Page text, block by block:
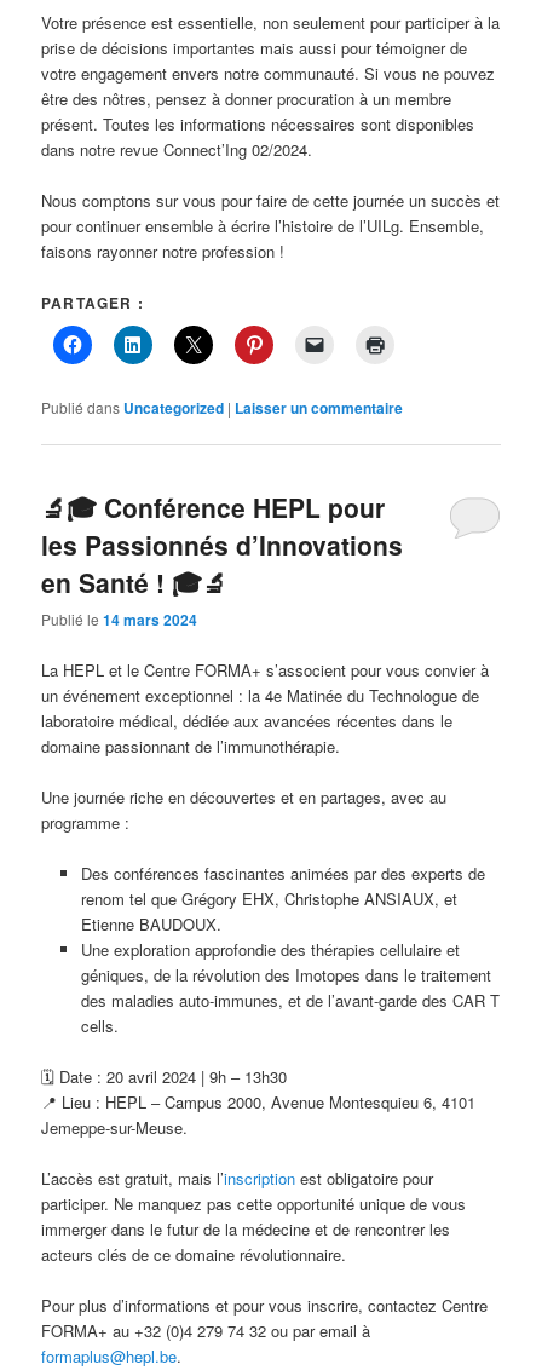
Votre présence est essentielle, non seulement pour participer à la
prise de décisions importantes mais aussi pour témoigner de
votre engagement envers notre communauté. Si vous ne pouvez
être des nôtres, pensez à donner procuration à un membre
présent. Toutes les informations nécessaires sont disponibles
dans notre revue Connect’Ing 02/2024.
Nous comptons sur vous pour faire de cette journée un succès et
pour continuer ensemble à écrire l’histoire de l’UILg. Ensemble,
faisons rayonner notre profession !
PARTAGER :
Publié dans Uncategorized | Laisser un commentaire
🔬🎓 Conférence HEPL pour
les Passionnés d’Innovations
en Santé ! 🎓🔬
Publié le14 mars 2024
La HEPL et le Centre FORMA+ s’associent pour vous convier à
un événement exceptionnel : la 4e Matinée du Technologue de
laboratoire médical, dédiée aux avancées récentes dans le
domaine passionnant de l’immunothérapie.
Une journée riche en découvertes et en partages, avec au
programme :
Des conférences fascinantes animées par des experts de
renom tel que Grégory EHX, Christophe ANSIAUX, et
Etienne BAUDOUX.
Une exploration approfondie des thérapies cellulaire et
géniques, de la révolution des Imotopes dans le traitement
des maladies auto-immunes, et de l’avant-garde des CAR T
cells.
🗓 Date : 20 avril 2024 | 9h – 13h30
📍 Lieu : HEPL – Campus 2000, Avenue Montesquieu 6, 4101
Jemeppe-sur-Meuse.
L’accès est gratuit, mais l’inscription est obligatoire pour
participer. Ne manquez pas cette opportunité unique de vous
immerger dans le futur de la médecine et de rencontrer les
acteurs clés de ce domaine révolutionnaire.
Pour plus d’informations et pour vous inscrire, contactez Centre
FORMA+ au +32 (0)4 279 74 32 ou par email à
formaplus@hepl.be.